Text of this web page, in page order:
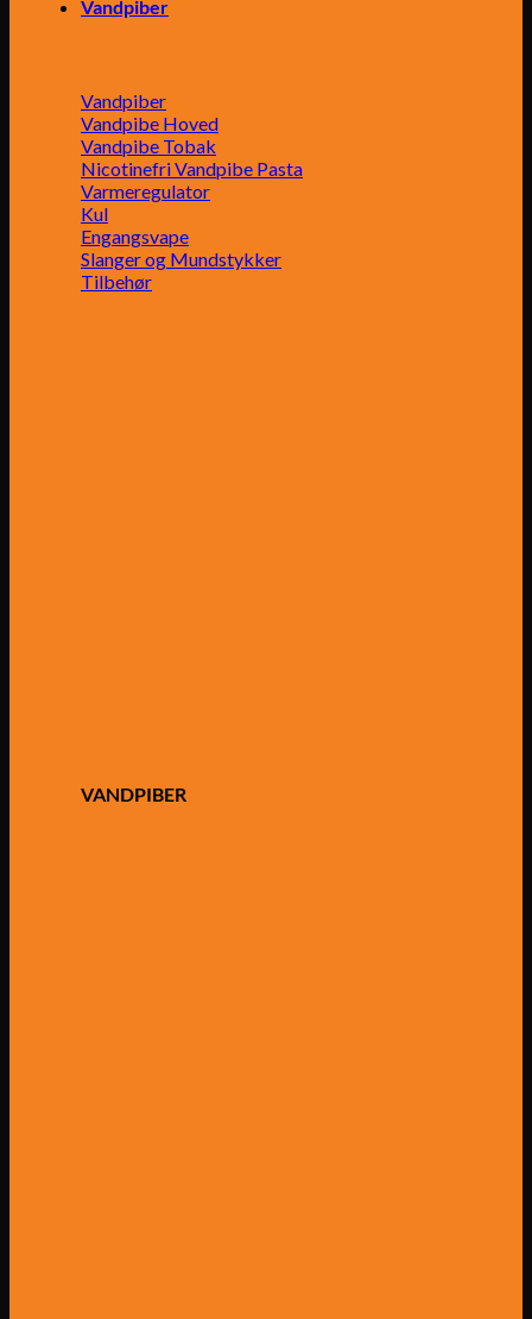
Vandpiber
Vandpiber
Vandpibe Hoved
Vandpibe Tobak
Nicotinefri Vandpibe Pasta
Varmeregulator
Kul
Engangsvape
Slanger og Mundstykker
Tilbehør
VANDPIBER